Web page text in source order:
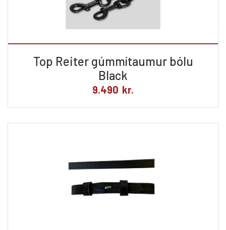
Top Reiter gúmmítaumur bólu
Black
9.490 kr.